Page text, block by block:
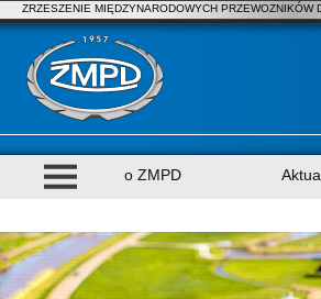
ZRZESZENIE MIĘDZYNARODOWYCH PRZEWOZNIKÓW
o ZMPD